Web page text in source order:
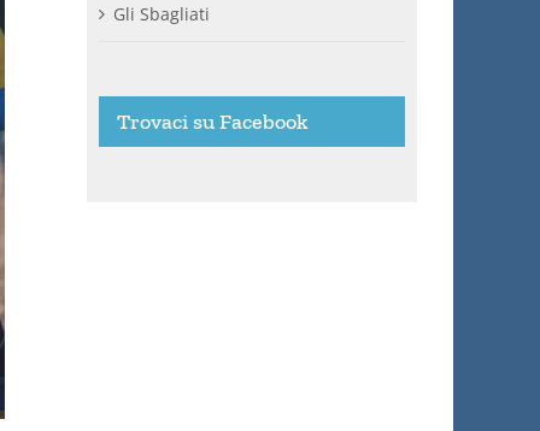
Gli Sbagliati
Trovaci su Facebook